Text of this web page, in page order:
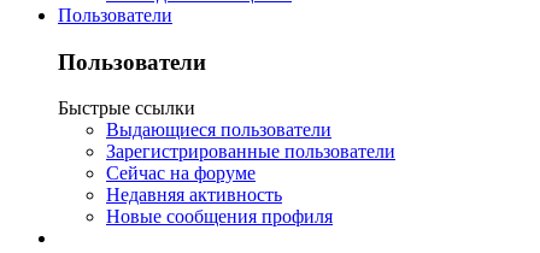
Пользователи
Пользователи
Быстрые ссылки
Выдающиеся пользователи
Зарегистрированные пользователи
Сейчас на форуме
Недавняя активность
Новые сообщения профиля